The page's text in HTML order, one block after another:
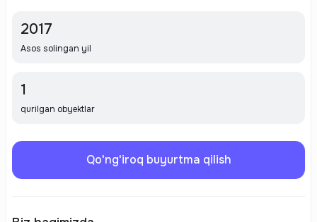
2017
Asos solingan yil
1
qurilgan obyektlar
Qo'ng'iroq buyurtma qilish